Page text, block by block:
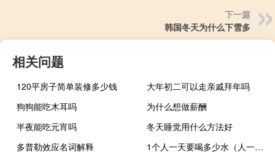
下一篇
韩国冬天为什么下雪多
相关问题
120平房子简单装修多少钱
大年初二可以走亲戚拜年吗
狗狗能吃木耳吗
为什么想做薪酬
半夜能吃元宵吗
冬天睡觉用什么方法好
多普勒效应名词解释
1个人一天要喝多少水（人一天要喝多少水）